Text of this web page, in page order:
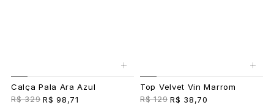
+
Calça Pala Ara Azul
R$ 329 R$ 98,71
+
Top Velvet Vin Marrom
R$ 129 R$ 38,70